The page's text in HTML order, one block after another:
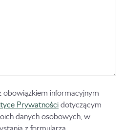
obowiązkiem informacyjnym
Prywatności dotyczącym
danych osobowych, w